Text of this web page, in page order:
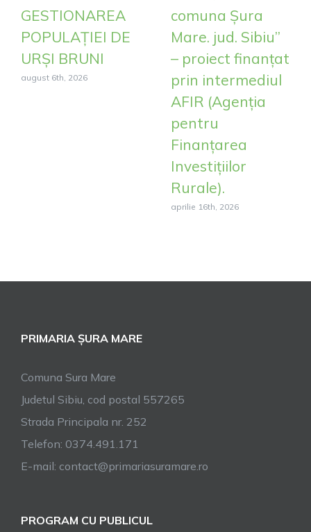
GESTIONAREA
POPULAȚIEI DE
URȘI BRUNI
august 6th, 2026
comuna Șura
Mare. jud. Sibiu”
– proiect finanțat
prin intermediul
AFIR (Agenția
pentru
Finanțarea
Investițiilor
Rurale).
aprilie 16th, 2026
PRIMARIA ȘURA MARE
Comuna Sura Mare
Judetul Sibiu, cod postal 557265
Strada Principala nr. 252
Telefon: 0374.491.171
E-mail: contact@primariasuramare.ro
PROGRAM CU PUBLICUL